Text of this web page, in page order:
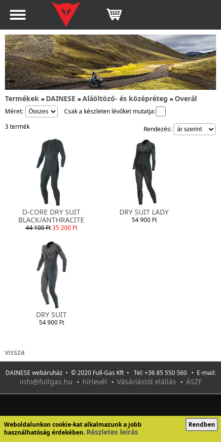
Weboldalunkon cookie-kat alkalmazunk a jobb
használhatóság érdekében. Részletes leírás
Rendben
Termékek » DAINESE »Aláöltöző- és középréteg »Overál
Méret:
Csak a készleten lévőket mutatja:
3 termék
Rendezés:
D-CORE DRY SUIT
BLACK/ANTHRACITE
44 100 Ft 35 200 Ft
DRY SUIT LADY
54 900 Ft
DRY SUIT
54 900 Ft
vissza
DAINESE webáruház • © 2020 Full-Gas Kft • Tel: +36 85 550 560 • E-mail:
info@fullgas.hu • hírlevél • Vásárlástól elállás • ÁSZF